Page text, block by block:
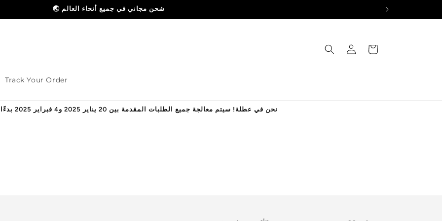
🌏 شحن مجاني في جميع أنحاء العالم
Track Your Order
تسجيل
الدخول
العربة
نحن في عطلة! سيتم معالجة جميع الطلبات المقدمة بين 20 يناير 2025 و4 فبراير 2025 بدءًا من 5 فبراير 2025